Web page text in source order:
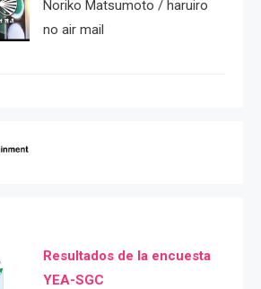
Noriko Matsumoto / haruiro
no air mail
Resultados de la encuesta
YEA-SGC